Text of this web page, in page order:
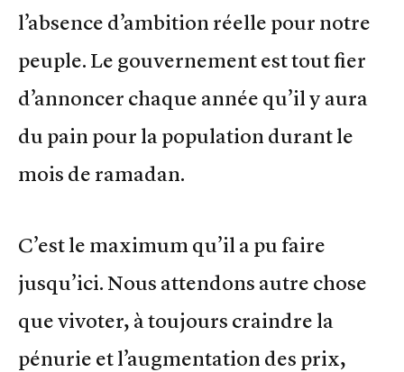
l’absence d’ambition réelle pour notre
peuple. Le gouvernement est tout fier
d’annoncer chaque année qu’il y aura
du pain pour la population durant le
mois de ramadan.
C’est le maximum qu’il a pu faire
jusqu’ici. Nous attendons autre chose
que vivoter, à toujours craindre la
pénurie et l’augmentation des prix,